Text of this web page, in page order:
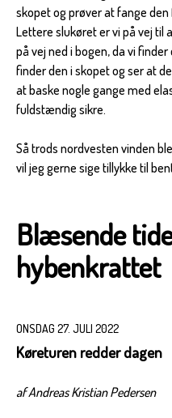
skopet og prøver at fange
Lettere slukøret er vi på vej til
på vej ned i bogen, da vi
finder den i skopet og ser at
at baske nogle gange med
fuldstændig sikre.
Så trods nordvesten vinden
vil jeg gerne sige tillykke til
Blæsende
hybenkrattet
ONSDAG 27. JULI 2022
Køreturen redder dagen
af Andreas Kristian Pedersen